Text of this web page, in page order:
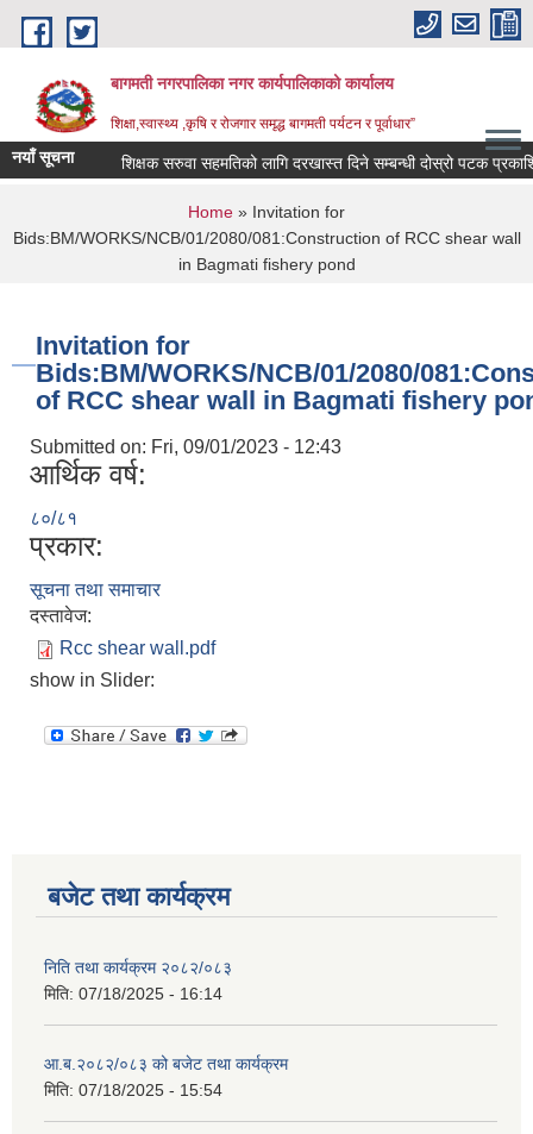
Skip to main content
बागमती नगरपालिका नगर कार्यपालिकाको कार्यालय
शिक्षा,स्वास्थ्य ,कृषि र रोजगार समृद्ध बागमती पर्यटन र पूर्वाधार”
नयाँ सूचना शिक्षक सरुवा सहमतिको लागि दरखास्त दिने सम्बन्धी दोस्रो पटक
You are here
Home » Invitation for
Bids:BM/WORKS/NCB/01/2080/081:Construction of RCC shear wall
in Bagmati fishery pond
Invitation for
Bids:BM/WORKS/NCB/01/2080/
of RCC shear wall in Bagmati fishery
Submitted on: Fri, 09/01/2023 - 12:43
आर्थिक वर्ष:
८०/८१
प्रकार:
सूचना तथा समाचार
दस्तावेज:
Rcc shear wall.pdf
show in Slider:
बजेट तथा कार्यक्रम
निति तथा कार्यक्रम २०८२/०८३
मिति: 07/18/2025 - 16:14
आ.ब.२०८२/०८३ को बजेट तथा कार्यक्रम
मिति: 07/18/2025 - 15:54